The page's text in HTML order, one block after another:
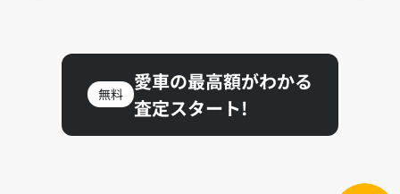
無料
愛車の最高額がわかる
査定スタート!